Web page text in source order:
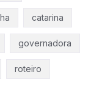
catarina
governadora
roteiro